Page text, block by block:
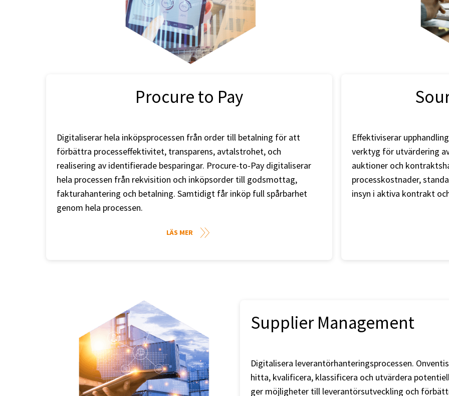
Procure to Pay
Digitaliserar hela inköpsprocessen från order till betalning för att
förbättra processeffektivitet, transparens, avtalstrohet, och
realisering av identifierade besparingar. Procure-to-Pay digitaliserar
hela processen från rekvisition och inköpsorder till godsmottag,
fakturahantering och betalning. Samtidigt får inköp full spårbarhet
genom hela processen.
LÄS MER
Effektiviserar
verktyg för utvärdering
auktioner och
processkostnader,
insyn i aktiva kontrakt
Supplier Management
Digitalisera leverantörhanteringsprocessen.
hitta, kvalificera, klassificera och utvärdera
ger möjligheter till leverantörsutveckling och